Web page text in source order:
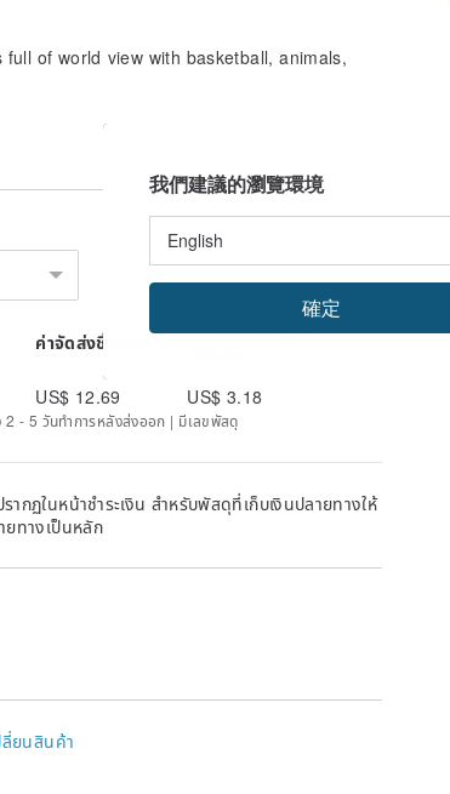
of world view with basketball, animals,
ค่าจัดส่งชิ้นแรก
ค่าจัดส่งชิ้นต่อไป
US$ 12.69 US$ 3.18
- 5 วันทำการหลังส่งออก | มีเลขพัสดุ
ากฏในหน้าชำระเงิน สำหรับพัสดุที่เก็บเงินปลายทางให้
ยทางเป็นหลัก
ลี่ยนสินค้า
我們建議的瀏覽環境
確定